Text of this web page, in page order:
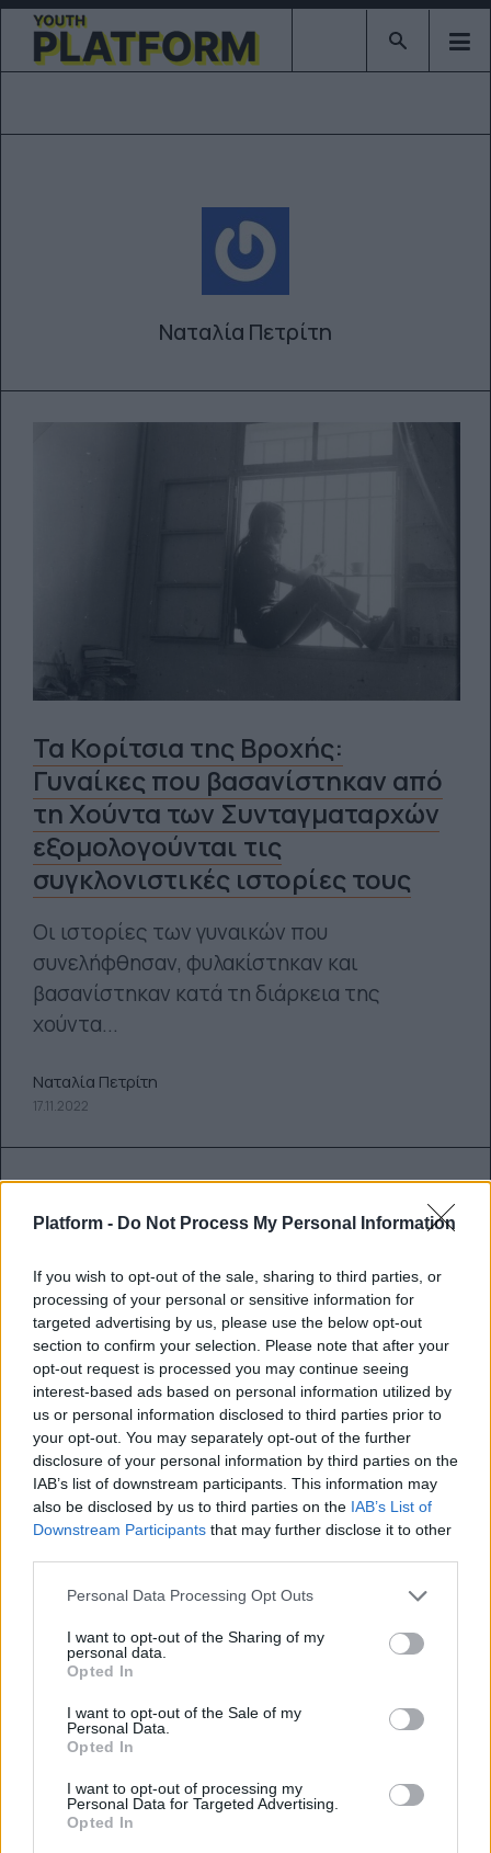
Platform - Do Not Process My Personal Information
If you wish to opt-out of the sale, sharing to third parties, or
processing of your personal or sensitive information for
targeted advertising by us, please use the below opt-out
section to confirm your selection. Please note that after your
opt-out request is processed you may continue seeing
interest-based ads based on personal information utilized by
us or personal information disclosed to third parties prior to
your opt-out. You may separately opt-out of the further
disclosure of your personal information by third parties on the
IAB’s list of downstream participants. This information may
also be disclosed by us to third parties on the IAB’s List of
Downstream Participants that may further disclose it to other
Personal Data Processing Opt Outs
I want to opt-out of the Sharing of my
personal data.
Opted In
I want to opt-out of the Sale of my
Personal Data.
Opted In
I want to opt-out of processing my
Personal Data for Targeted Advertising.
Opted In
Type 2 or
Ναταλία Πετρίτη
Τα Κορίτσια της Βροχής:
Γυναίκες που βασανίστηκαν από
τη Χούντα των Συνταγματαρχών
εξομολογούνται τις
συγκλονιστικές ιστορίες τους
Οι ιστορίες των γυναικών που
συνελήφθησαν, φυλακίστηκαν και
βασανίστηκαν κατά τη διάρκεια της
χούντα...
Ναταλία Πετρίτη
17.11.2022
Έρχεται το Princess Diaries 3 από
τα στούντιο της Disney
ενδιαφέρον της για ένα sequel εδώ και
Ναταλία Πετρίτη